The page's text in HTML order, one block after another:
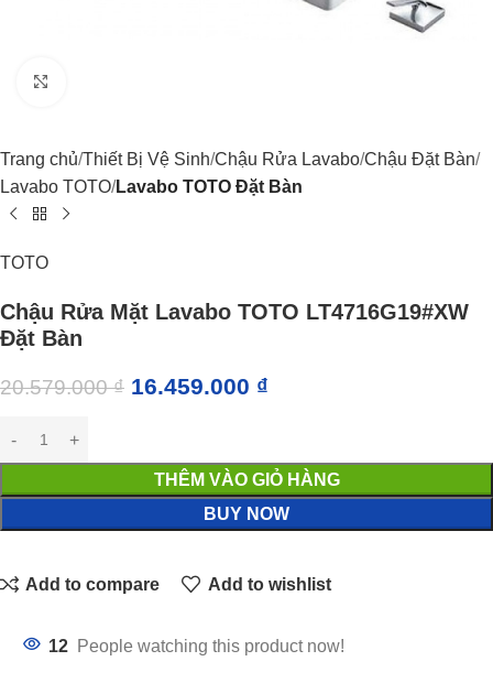
Trang chủ Thiết Bị Vệ Sinh Chậu Rửa Lavabo Chậu Đặt Bàn
Lavabo TOTO Lavabo TOTO Đặt Bàn
TOTO
Chậu Rửa Mặt Lavabo TOTO LT4716G19#XW
Đặt Bàn
20.579.000₫ 16.459.000 ₫
THÊM VÀO GIỎ HÀNG
BUY NOW
Add to compare Add to wishlist
12 People watching this product now!